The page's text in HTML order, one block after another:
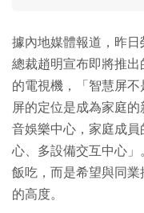
據內地媒體報道，昨
總裁趙明宣布即將推
的電視機，「智慧屏
屏的定位是成為家庭
音娛樂中心，家庭成
心、多設備交互中心
飯吃，而是希望與同
的高度。